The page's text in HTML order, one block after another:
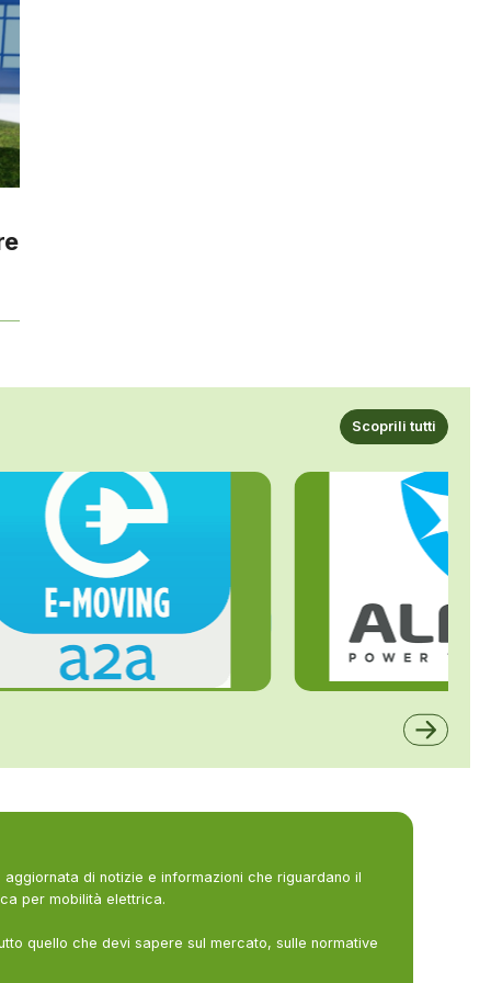
Scoprili tutti
di notizie e informazioni che riguardano il
per mobilità elettrica.
quello che devi sapere sul mercato, sulle normative